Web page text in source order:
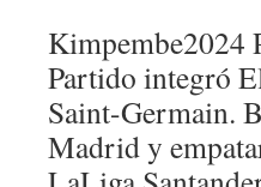
Kimpembe2024
Partido integró
Saint-Germain.
Madrid y